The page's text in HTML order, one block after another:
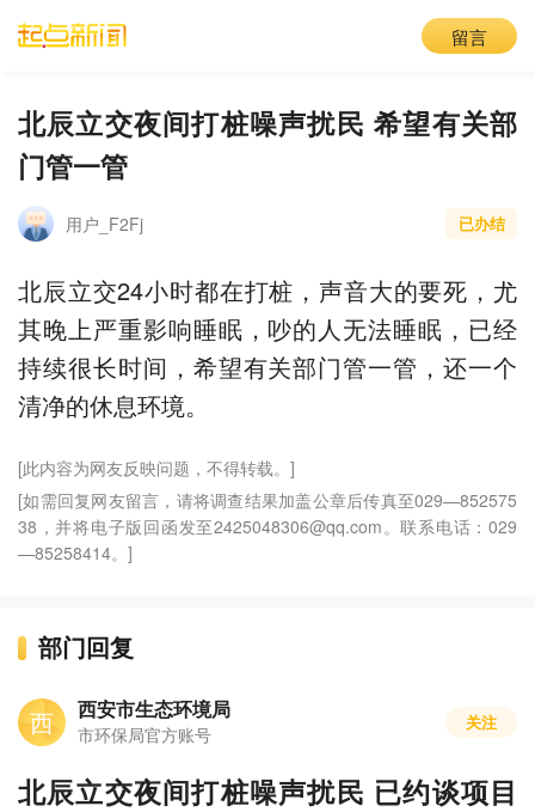
留言
北辰立交夜间打桩噪声扰民 希望有关部
门管一管
用户_F2Fj 已办结
北辰立交24小时都在打桩，声音大的要死，尤
其晚上严重影响睡眠，吵的人无法睡眠，已经
持续很长时间，希望有关部门管一管，还一个
清净的休息环境。
[此内容为网友反映问题，不得转载。]
[如需回复网友留言，请将调查结果加盖公章后传真至029—852575
38，并将电子版回函发至2425048306@qq.com。联系电话：029
—85258414。]
部门回复
西 西安市生态环境局
市环保局官方账号
关注
北辰立交夜间打桩噪声扰民 已约谈项目